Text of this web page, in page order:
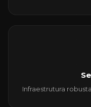
Infraestrutura